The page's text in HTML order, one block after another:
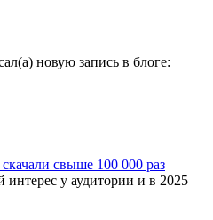
новую запись в блоге:
свыше 100 000 раз
у аудитории и в 2025